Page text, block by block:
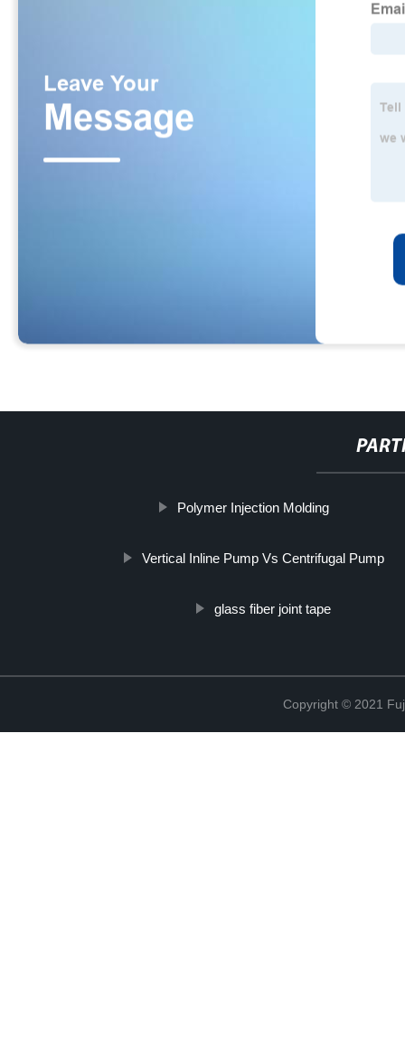
Polymer Injection Molding
Vertical Inline Pump Vs Centrifugal Pump
glass fiber joint tape
Copyright © 2021